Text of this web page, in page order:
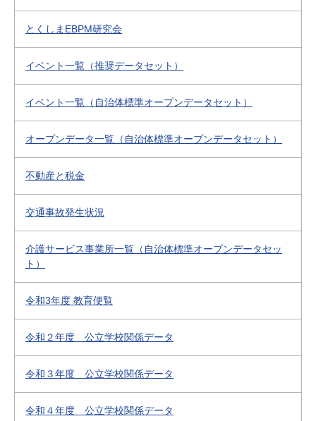
とくしまEBPM研究会
イベント一覧（推奨データセット）
イベント一覧（自治体標準オープンデータセット）
オープンデータ一覧（自治体標準オープンデータセット）
不動産と税金
交通事故発生状況
介護サービス事業所一覧（自治体標準オープンデータセッ
ト）
令和3年度 教育便覧
令和２年度 公立学校関係データ
令和３年度 公立学校関係データ
令和４年度 公立学校関係データ